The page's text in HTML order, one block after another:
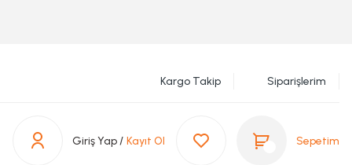
Kargo Takip Siparişlerim
Giriş Yap / Kayıt Ol Sepetim